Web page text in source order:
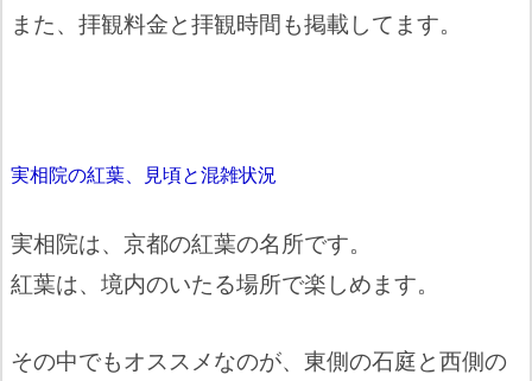
また、拝観料金と拝観時間も掲載してます。
実相院の紅葉、見頃と混雑状況
実相院は、京都の紅葉の名所です。
紅葉は、境内のいたる場所で楽しめます。
その中でもオススメなのが、東側の石庭と西側の